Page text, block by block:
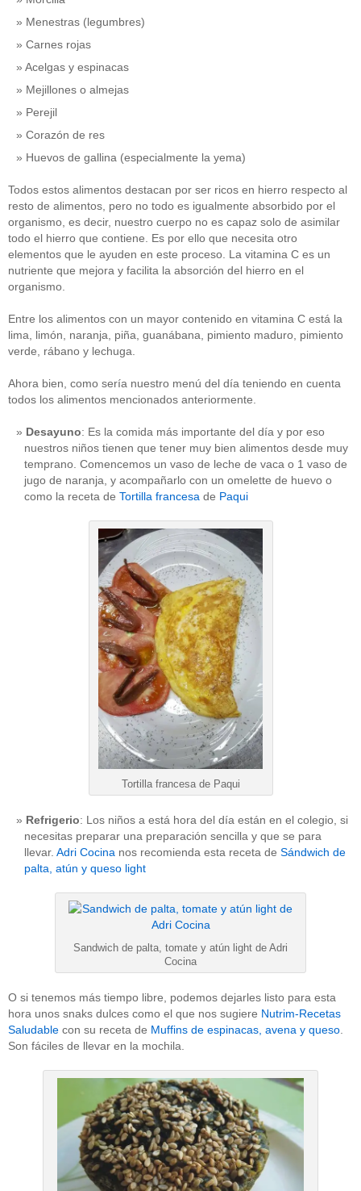
Menestras (legumbres)
Carnes rojas
Acelgas y espinacas
Mejillones o almejas
Perejil
Corazón de res
Huevos de gallina (especialmente la yema)
Todos estos alimentos destacan por ser ricos en hierro respecto al
resto de alimentos, pero no todo es igualmente absorbido por el
organismo, es decir, nuestro cuerpo no es capaz solo de asimilar
todo el hierro que contiene. Es por ello que necesita otro
elementos que le ayuden en este proceso. La vitamina C es un
nutriente que mejora y facilita la absorción del hierro en el
organismo.
Entre los alimentos con un mayor contenido en vitamina C está la
lima, limón, naranja, piña, guanábana, pimiento maduro, pimiento
verde, rábano y lechuga.
Ahora bien, como sería nuestro menú del día teniendo en cuenta
todos los alimentos mencionados anteriormente.
Desayuno: Es la comida más importante del día y por eso
nuestros niños tienen que tener muy bien alimentos desde muy
temprano. Comencemos un vaso de leche de vaca o 1 vaso de
jugo de naranja, y acompañarlo con un omelette de huevo o
como la receta de Tortilla francesa de Paqui
Tortilla francesa de Paqui
Refrigerio: Los niños a está hora del día están en el colegio, si
necesitas preparar una preparación sencilla y que se para
llevar. Adri Cocina nos recomienda esta receta de Sándwich de
palta, atún y queso light
Sandwich de palta, tomate y atún light de Adri
Cocina
O si tenemos más tiempo libre, podemos dejarles listo para esta
hora unos snaks dulces como el que nos sugiere Nutrim-Recetas
Saludable con su receta de Muffins de espinacas, avena y queso.
Son fáciles de llevar en la mochila.